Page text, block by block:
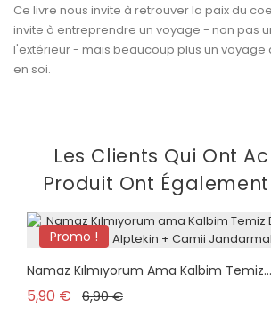
Ce livre nous invite à retrouver la paix du
invite à entreprendre un voyage - non pas
l'extérieur - mais beaucoup plus un voyage
en soi.
Les Clients Qui Ont
Produit Ont Également
Promo !
Namaz Kılmıyorum Ama Kalbim Temiz...
5,90 € Prix de base
6,90 €Prix